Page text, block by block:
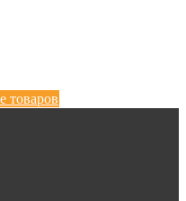
товаров